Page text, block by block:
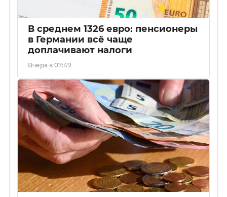
В среднем 1326 евро: пенсионеры
в Германии всё чаще
доплачивают налоги
Вчера в 07:49